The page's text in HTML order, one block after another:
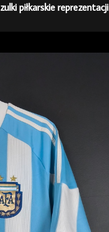
piłkarskie reprezentacji